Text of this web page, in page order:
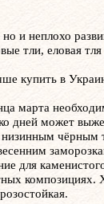
и неплохо
тли, еловая
купить в
марта
дней может
чёрным
для